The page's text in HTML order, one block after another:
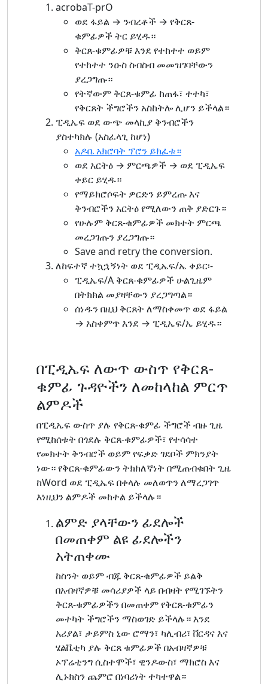
acrobaT-prO
ወደ ፋይል → ንብረቶች → የቅርጸ-
ቁምፊዎች ትር ይሂዱ።
ቅርጸ-ቁምፊዎቹ እንደ የተከተተ ወይም
የተከተተ ንዑስ ስብስብ መመዝገባቸውን
ያረጋግጡ።
የትኛውም ቅርጸ-ቁምፊ ከጠፋ፣ ተተካ፣
የቅርጸት ችግሮችን አስከትሎ ሊሆን ይችላል።
ፒዲኤፍ ወደ ውጭ መላኪያ ቅንብሮችን
ያስተካክሉ (አስፈላጊ ከሆነ)
አዶቤ አክሮባት ፕሮን ይክፈቱ።
ወደ አርትዕ → ምርጫዎች → ወደ ፒዲኤፍ
ቀይር ይሂዱ።
የማይክሮሶፍት ዎርድን ይምረጡ እና
ቅንብሮችን አርትዕ የሚለውን ጠቅ ያድርጉ።
የሁሉም ቅርጸ-ቁምፊዎች መክተት ምርጫ
መረጋገጡን ያረጋግጡ።
Save and retry the conversion.
ለከፍተኛ ተኳኋኝነት ወደ ፒዲኤፍ/ኤ ቀይር፡-
ፒዲኤፍ/A ቅርጸ-ቁምፊዎች ሁልጊዜም
በትክክል መያዛቸውን ያረጋግጣል።
ሰነዱን በዚህ ቅርጸት ለማስቀመጥ ወደ ፋይል
→ አስቀምጥ እንደ → ፒዲኤፍ/ኤ ይሂዱ።
በፒዲኤፍ ለውጥ ውስጥ የቅርጸ-
ቁምፊ ጉዳዮችን ለመከላከል ምርጥ
ልምዶች
በፒዲኤፍ ውስጥ ያሉ የቅርጸ-ቁምፊ ችግሮች ብዙ ጊዜ
የሚከሰቱት በጎደሉ ቅርጸ-ቁምፊዎች፣ የተሳሳተ
የመክተት ቅንብሮች ወይም የፍቃድ ገደቦች ምክንያት
ነው። የቅርጸ-ቁምፊውን ትክክለኛነት በሚጠብቁበት ጊዜ
ከWord ወደ ፒዲኤፍ በቀላሉ መለወጥን ለማረጋገጥ
እነዚህን ልምዶች መከተል ይችላሉ።
ልምድ ያላቸውን ፊደሎች
በመጠቀም ልዩ ፊደሎችን
አትጠቀሙ
ከስንት ወይም ብጁ ቅርጸ-ቁምፊዎች ይልቅ
በአብዛኛዎቹ መሳሪያዎች ላይ በብዛት የሚገኙትን
ቅርጸ-ቁምፊዎችን በመጠቀም የቅርጸ-ቁምፊን
መተካት ችግሮችን ማስወገድ ይችላሉ። እንደ
አሪያል፣ ታይምስ ኒው ሮማን፣ ካሊብሪ፣ ቨርዳና እና
ሄልቬቲካ ያሉ ቅርጸ ቁምፊዎች በአብዛኛዎቹ
ኦፕሬቲንግ ሲስተሞች፣ ዊንዶውስ፣ ማክሮስ እና
ሊኑክስን ጨምሮ በነባሪነት ተካተዋል።